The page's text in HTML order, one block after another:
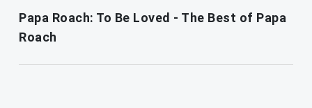
Papa Roach: To Be Loved - The Best of Papa
Roach